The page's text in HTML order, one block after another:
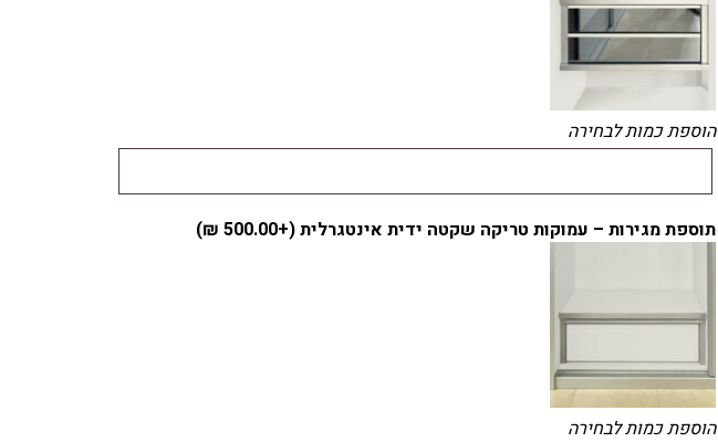
הוספת כמות לבחירה
תוספת מגירות – עמוקות טריקה שקטה ידית אינטגרלית (+500.00
₪
)
הוספת כמות לבחירה